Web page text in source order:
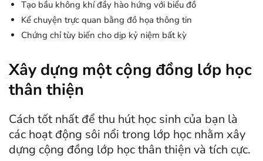
Tạo bầu không khí đầy hào hứng với biểu đồ
Kể chuyện trực quan bằng đồ họa thông tin
Chứng chỉ tùy biến cho dịp kỷ niệm bất kỳ
Xây dựng một cộng đồng lớp học
thân thiện
Cách tốt nhất để thu hút học sinh của bạn là
các hoạt động sôi nổi trong lớp học nhằm xây
dựng cộng đồng lớp học thân thiện và tích cực.